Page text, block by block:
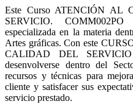
Este Curso ATENCIÓN AL
SERVICIO.
especializada en la materia
Artes gráficas. Con este
CALIDAD DEL
desenvolverse dentro del
recursos y técnicas para
cliente y satisfacer sus
servicio prestado.